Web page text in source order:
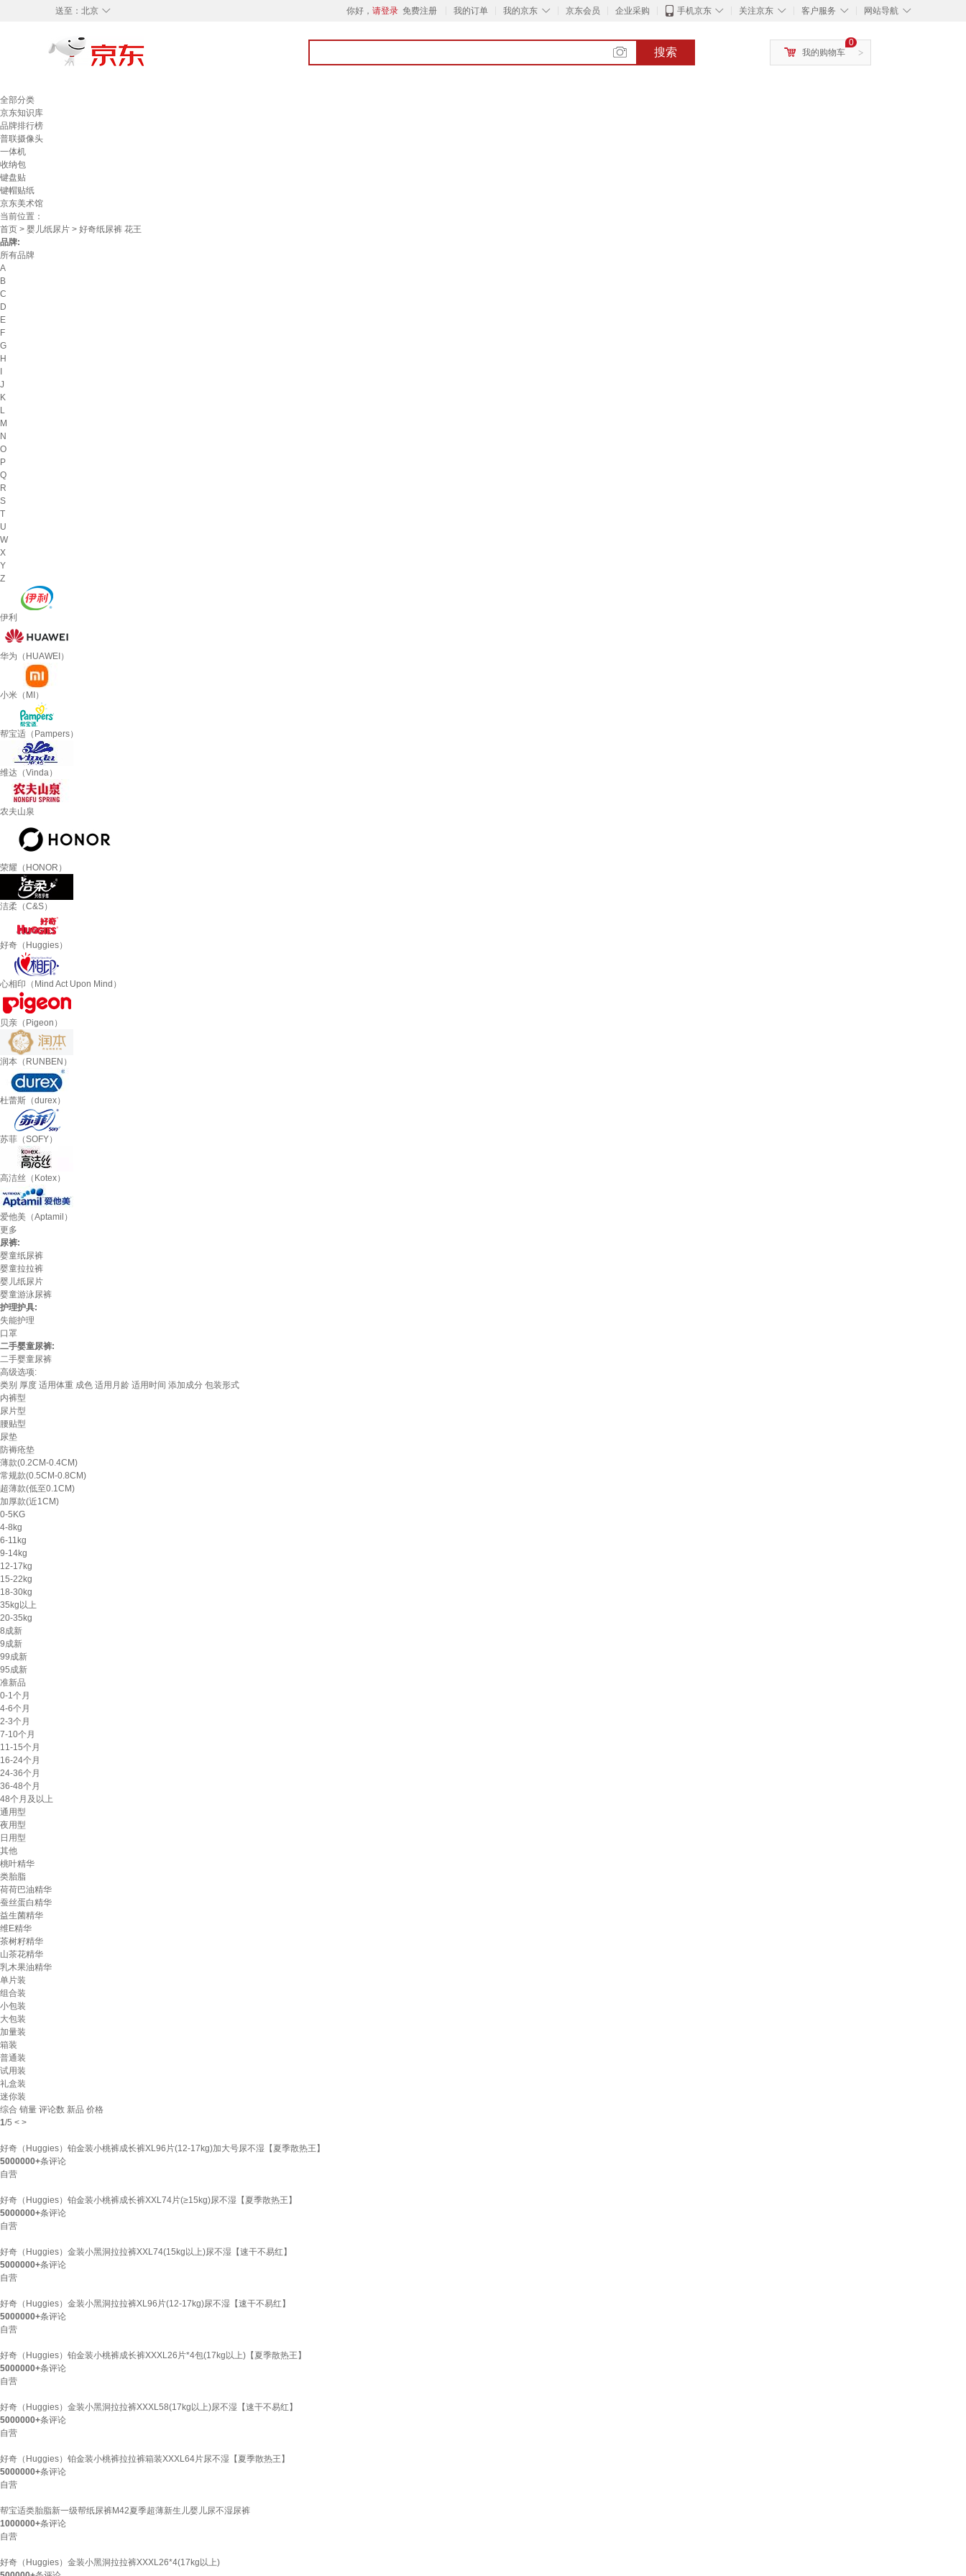
◇
送至： 北京 你好， 请登录 免费注册 我的订单 ◇
我的京东 京东会员 企业采购 ◇
手机京东 ◇
关注京东 ◇
客户服务 ◇
网站导航
搜索 >
0
我的购物车
全部分类
京东知识库
品牌排行榜
普联摄像头
一体机
收纳包
键盘贴
键帽贴纸
京东美术馆
当前位置：
首页 > 婴儿纸尿片 > 好奇纸尿裤 花王
品牌:
所有品牌
A
B
C
D
E
F
G
H
J
K
L
M
N
O
P
Q
R
S
T
U
W
X
Y
Z
伊利
华为（HUAWEI）
小米（MI）
帮宝适（Pampers）
维达（Vinda）
农夫山泉
荣耀（HONOR）
洁柔（C&S）
好奇（Huggies）
心相印（Mind Act Upon Mind）
贝亲（Pigeon）
润本（RUNBEN）
杜蕾斯（durex）
苏菲（SOFY）
高洁丝（Kotex）
爱他美（Aptamil）
更多
尿裤:
婴童纸尿裤
婴童拉拉裤
婴儿纸尿片
婴童游泳尿裤
护理护具:
失能护理
口罩
二手婴童尿裤:
二手婴童尿裤
高级选项:
类别 厚度 适用体重 成色 适用月龄 适用时间 添加成分 包装形式
内裤型
尿片型
腰贴型
尿垫
防褥疮垫
薄款(0.2CM-0.4CM)
常规款(0.5CM-0.8CM)
超薄款(低至0.1CM)
加厚款(近1CM)
0-5KG
4-8kg
6-11kg
9-14kg
12-17kg
15-22kg
18-30kg
35kg以上
20-35kg
8成新
9成新
99成新
95成新
准新品
0-1个月
4-6个月
2-3个月
7-10个月
11-15个月
16-24个月
24-36个月
36-48个月
48个月及以上
通用型
夜用型
日用型
其他
桃叶精华
类胎脂
荷荷巴油精华
蚕丝蛋白精华
益生菌精华
维E精华
茶树籽精华
山茶花精华
乳木果油精华
单片装
组合装
小包装
大包装
加量装
箱装
普通装
试用装
礼盒装
迷你装
综合 销量 评论数 新品 价格
1/5 < >
好奇（Huggies）铂金装小桃裤成长裤XL96片(12-17kg)加大号尿不湿【夏季散热王】
5000000+条评论
自营
好奇（Huggies）铂金装小桃裤成长裤XXL74片(≥15kg)尿不湿【夏季散热王】
5000000+条评论
自营
好奇（Huggies）金装小黑洞拉拉裤XXL74(15kg以上)尿不湿【速干不易红】
5000000+条评论
自营
好奇（Huggies）金装小黑洞拉拉裤XL96片(12-17kg)尿不湿【速干不易红】
5000000+条评论
自营
好奇（Huggies）铂金装小桃裤成长裤XXXL26片*4包(17kg以上)【夏季散热王】
5000000+条评论
自营
好奇（Huggies）金装小黑洞拉拉裤XXXL58(17kg以上)尿不湿【速干不易红】
5000000+条评论
自营
好奇（Huggies）铂金装小桃裤拉拉裤箱装XXXL64片尿不湿【夏季散热王】
5000000+条评论
自营
帮宝适类胎脂新一级帮纸尿裤M42夏季超薄新生儿婴儿尿不湿尿裤
1000000+条评论
自营
好奇（Huggies）金装小黑洞拉拉裤XXXL26*4(17kg以上)